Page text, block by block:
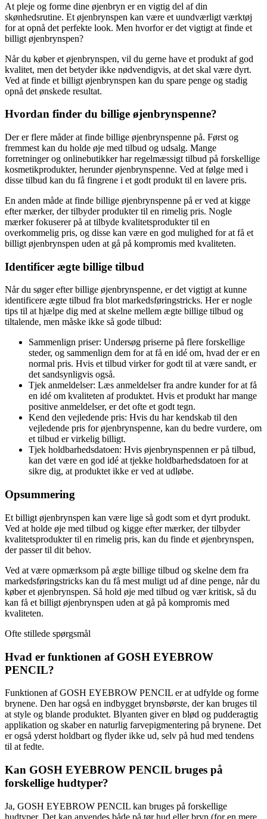
At pleje og forme dine øjenbryn er en vigtig del af din
skønhedsrutine. Et øjenbrynspen kan være et uundværligt værktøj
for at opnå det perfekte look. Men hvorfor er det vigtigt at finde et
billigt øjenbrynspen?
Når du køber et øjenbrynspen, vil du gerne have et produkt af god
kvalitet, men det betyder ikke nødvendigvis, at det skal være dyrt.
Ved at finde et billigt øjenbrynspen kan du spare penge og stadig
opnå det ønskede resultat.
Hvordan finder du billige øjenbrynspenne?
Der er flere måder at finde billige øjenbrynspenne på. Først og
fremmest kan du holde øje med tilbud og udsalg. Mange
forretninger og onlinebutikker har regelmæssigt tilbud på forskellige
kosmetikprodukter, herunder øjenbrynspenne. Ved at følge med i
disse tilbud kan du få fingrene i et godt produkt til en lavere pris.
En anden måde at finde billige øjenbrynspenne på er ved at kigge
efter mærker, der tilbyder produkter til en rimelig pris. Nogle
mærker fokuserer på at tilbyde kvalitetsprodukter til en
overkommelig pris, og disse kan være en god mulighed for at få et
billigt øjenbrynspen uden at gå på kompromis med kvaliteten.
Identificer ægte billige tilbud
Når du søger efter billige øjenbrynspenne, er det vigtigt at kunne
identificere ægte tilbud fra blot markedsføringstricks. Her er nogle
tips til at hjælpe dig med at skelne mellem ægte billige tilbud og
tiltalende, men måske ikke så gode tilbud:
Sammenlign priser: Undersøg priserne på flere forskellige
steder, og sammenlign dem for at få en idé om, hvad der er en
normal pris. Hvis et tilbud virker for godt til at være sandt, er
det sandsynligvis også.
Tjek anmeldelser: Læs anmeldelser fra andre kunder for at få
en idé om kvaliteten af produktet. Hvis et produkt har mange
positive anmeldelser, er det ofte et godt tegn.
Kend den vejledende pris: Hvis du har kendskab til den
vejledende pris for øjenbrynspenne, kan du bedre vurdere, om
et tilbud er virkelig billigt.
Tjek holdbarhedsdatoen: Hvis øjenbrynspennen er på tilbud,
kan det være en god idé at tjekke holdbarhedsdatoen for at
sikre dig, at produktet ikke er ved at udløbe.
Opsummering
Et billigt øjenbrynspen kan være lige så godt som et dyrt produkt.
Ved at holde øje med tilbud og kigge efter mærker, der tilbyder
kvalitetsprodukter til en rimelig pris, kan du finde et øjenbrynspen,
der passer til dit behov.
Ved at være opmærksom på ægte billige tilbud og skelne dem fra
markedsføringstricks kan du få mest muligt ud af dine penge, når du
køber et øjenbrynspen. Så hold øje med tilbud og vær kritisk, så du
kan få et billigt øjenbrynspen uden at gå på kompromis med
kvaliteten.
Ofte stillede spørgsmål
Hvad er funktionen af ​​GOSH EYEBROW
PENCIL?
Funktionen af ​​GOSH EYEBROW PENCIL er at udfylde og forme
brynene. Den har også en indbygget brynsbørste, der kan bruges til
at style og blande produktet. Blyanten giver en blød og pudderagtig
applikation og skaber en naturlig farvepigmentering på brynene. Det
er også yderst holdbart og flyder ikke ud, selv på hud med tendens
til at fedte.
Kan GOSH EYEBROW PENCIL bruges på
forskellige hudtyper?
Ja, GOSH EYEBROW PENCIL kan bruges på forskellige
hudtyper. Det kan anvendes både på tør hud eller bryn (for en mere